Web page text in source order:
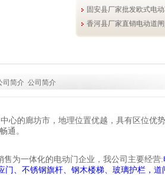
固安县厂家批发欧式电
香河县厂家直销电动道
司简介 公司简介
心的廊坊市，地理位置优越，具有区位优势
通。
为一体化的电动门企业，我公司主要经营:
、不锈钢旗杆、钢木楼梯、玻璃护栏，